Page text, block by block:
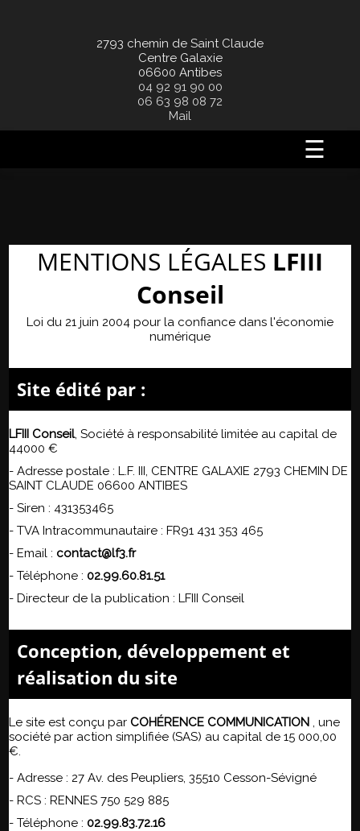
2793 chemin de Saint Claude
Centre Galaxie
06600 Antibes
04 92 91 90 00
06 63 98 08 72
Mail
☰
MENTIONS LÉGALES LFIII
Conseil
Loi du 21 juin 2004 pour la confiance dans l'économie
numérique
Site édité par :
LFIII Conseil,Société à responsabilité limitée au capital de
44000 €
- Adresse postale :L.F. III, CENTRE GALAXIE 2793 CHEMIN DE
SAINT CLAUDE 06600 ANTIBES
- Siren :431353465
- TVA Intracommunautaire :FR91 431 353 465
- Email : contact@lf3.fr
- Téléphone : 02.99.60.81.51
- Directeur de la publication : LFIII Conseil
Conception, développement et
réalisation du site
Le site est conçu par COHÉRENCE COMMUNICATION ,une
société par action simplifiée (SAS) au capital de 15 000,00
€.
-Adresse : 27 Av. des Peupliers, 35510 Cesson-Sévigné
-RCS : RENNES 750 529 885
- Téléphone : 02.99.83.72.16